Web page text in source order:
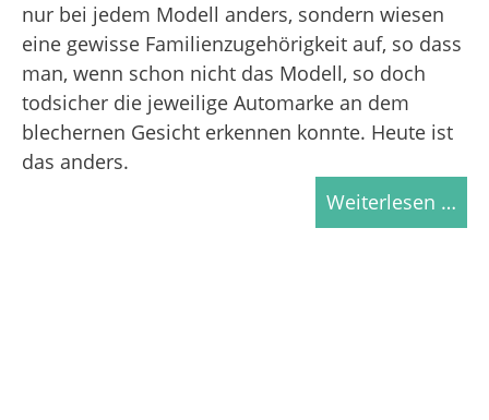
nur bei jedem Modell anders, sondern wiesen
eine gewisse Familienzugehörigkeit auf, so dass
man, wenn schon nicht das Modell, so doch
todsicher die jeweilige Automarke an dem
blechernen Gesicht erkennen konnte. Heute ist
das anders.
Weiterlesen …